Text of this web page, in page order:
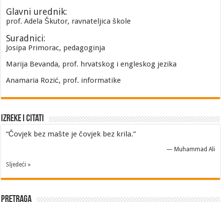
Glavni urednik:
prof. Adela Škutor, ravnateljica škole
Suradnici:
Josipa Primorac, pedagoginja
Marija Bevanda, prof. hrvatskog i engleskog jezika
Anamaria Rozić, prof. informatike
Izreke i Citati
“Čovjek bez mašte je čovjek bez krila.”
— Muhammad Ali
Sljedeći »
Pretraga